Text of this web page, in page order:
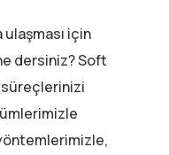
ulaşması için
dersiniz? Soft